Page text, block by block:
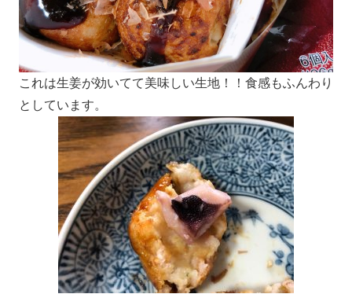
これは生姜が効いてて美味しい生地！！食感もふんわり
としています。